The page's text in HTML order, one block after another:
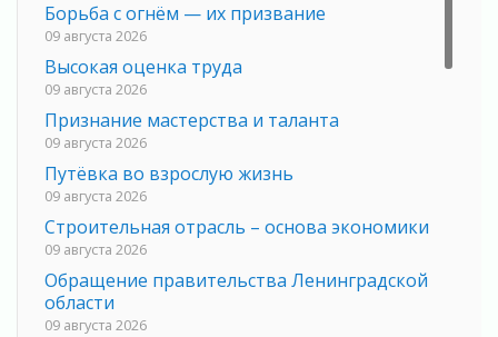
Борьба с огнём — их призвание
09 августа 2026
Высокая оценка труда
09 августа 2026
Признание мастерства и таланта
09 августа 2026
Путёвка во взрослую жизнь
09 августа 2026
Строительная отрасль – основа экономики
09 августа 2026
Обращение правительства Ленинградской
области
09 августа 2026